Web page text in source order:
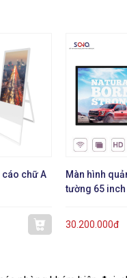
cáo chữ A
Màn hình
tường 65 inch
30.200.000đ